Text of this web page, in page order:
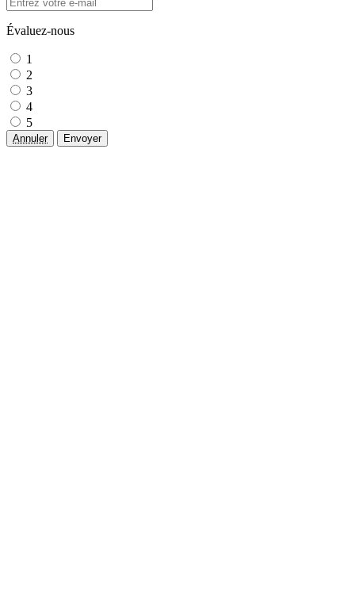
Évaluez-nous
1
2
3
4
5
Annuler Envoyer